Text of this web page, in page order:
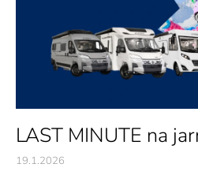
LAST MINUTE na
19.1.2026